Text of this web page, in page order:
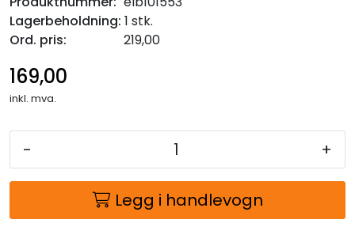
Lagerbeholdning: 1 stk.
Ord. pris:
219,00
169,00
inkl. mva.
- +
Legg i handlevogn